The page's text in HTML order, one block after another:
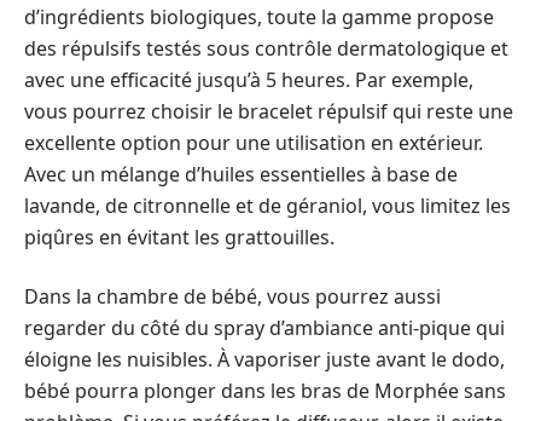
d’ingrédients biologiques, toute la gamme propose
des répulsifs testés sous contrôle dermatologique et
avec une efficacité jusqu’à 5 heures. Par exemple,
vous pourrez choisir le bracelet répulsif qui reste une
excellente option pour une utilisation en extérieur.
Avec un mélange d’huiles essentielles à base de
lavande, de citronnelle et de géraniol, vous limitez les
piqûres en évitant les grattouilles.
Dans la chambre de bébé, vous pourrez aussi
regarder du côté du spray d’ambiance anti-pique qui
éloigne les nuisibles. À vaporiser juste avant le dodo,
bébé pourra plonger dans les bras de Morphée sans